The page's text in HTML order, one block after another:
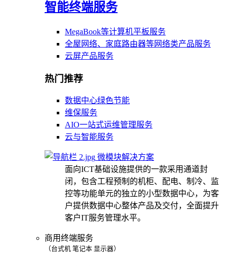
智能终端服务
MegaBook等计算机平板服务
全屋网络、家庭路由器等网络类产品服务
云屏产品服务
热门推荐
数据中心绿色节能
维保服务
AIO一站式运维管理服务
云与智能服务
微模块解决方案
面向ICT基础设施提供的一款采用通道封
闭，包含工程预制的机柜、配电、制冷、监
控等功能单元的独立的小型数据中心，为客
户提供数据中心整体产品及交付，全面提升
客户IT服务管理水平。
商用终端服务
（台式机 笔记本 显示器）